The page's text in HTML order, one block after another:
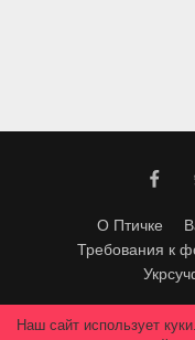
О Птичке
Требования к
Любое использование
Наш сайт использует